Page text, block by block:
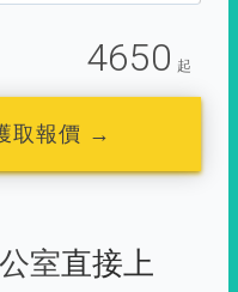
4650 起
取報價 →
室直接上